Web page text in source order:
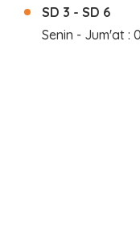
SD 3 - SD 6
Senin - Jum'at :